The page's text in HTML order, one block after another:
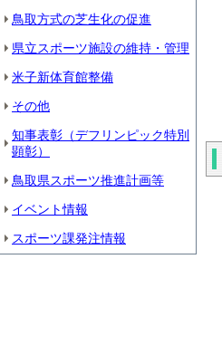
鳥取方式の芝生化の促進
県立スポーツ施設の維持・管理
米子新体育館整備
その他
知事表彰（デフリンピック特別
顕彰）
鳥取県スポーツ推進計画等
イベント情報
スポーツ課発注情報